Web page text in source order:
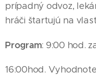
prípadný odvoz,
hráči štartujú na
Program: 9:00 hod.
16:00hod.